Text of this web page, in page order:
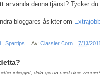
använda denna tjänst? Tycker
bloggares åsikter om Extrajobb
Spartips Av:Classier Corn 7/13/2011
inlägget, dela gärna med dina vänner!